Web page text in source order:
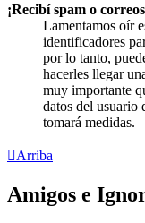
¡Recibí spam o
Lamentamos oír
identificadores
por lo tanto,
hacerles llegar
muy importante
datos del usuario
tomará medidas.
Arriba
Amigos e